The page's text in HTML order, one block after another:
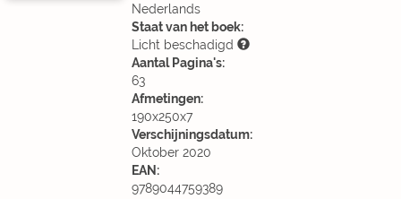
Nederlands
Staat van het boek:
Licht beschadigd
Aantal Pagina's:
63
Afmetingen:
190x250x7
Verschijningsdatum:
Oktober 2020
EAN:
9789044759389